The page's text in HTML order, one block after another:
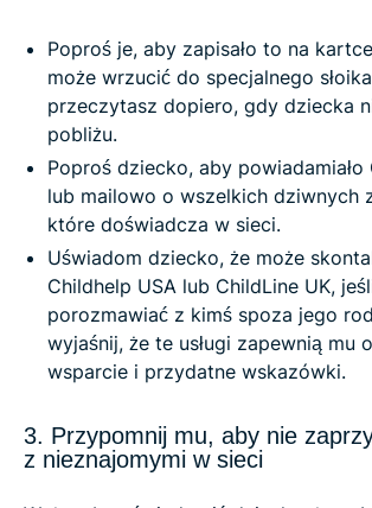
Poproś je, aby zapisało to na
może wrzucić do specjalnego
przeczytasz dopiero, gdy dziecka
pobliżu.
Poproś dziecko, aby powiadamiało
lub mailowo o wszelkich dziwnych
które doświadcza w sieci.
Uświadom dziecko, że może
Childhelp USA lub ChildLine UK,
porozmawiać z kimś spoza jego
wyjaśnij, że te usługi zapewnią mu
wsparcie i przydatne wskazówki.
3. Przypomnij mu, aby nie
z nieznajomymi w sieci